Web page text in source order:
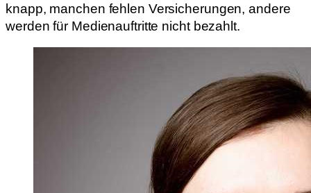
knapp, manchen fehlen Versicherungen, andere
werden für Medienauftritte nicht bezahlt.